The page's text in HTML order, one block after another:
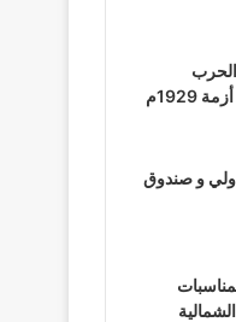
الحرب
1929م
و صندوق